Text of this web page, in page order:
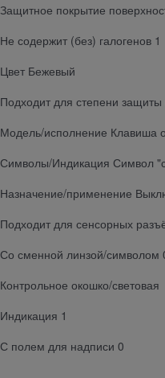
Защитное покрытие
Не содержит (без) галогенов 1
Цвет Бежевый
Подходит для степени защиты
Модель/исполнение Клавиша
Символы/Индикация Символ
Назначение/применение
Подходит для сенсорных
Со сменной линзой/символом
Контрольное окошко/световая
Индикация 1
С полем для надписи 0